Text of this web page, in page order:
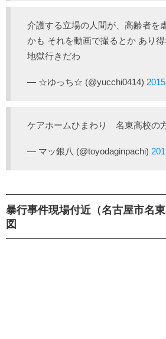
介護する立場の人間が、高齢者を
かも それを動画で撮るとか あり
地獄行きだわ
— ☆ゆっち☆ (@yucchi0414)
ケアホームひまわり 名東高校の
— マッ銀八 (@toyodaginpachi)
暴行事件現場付近（名古屋市名
図